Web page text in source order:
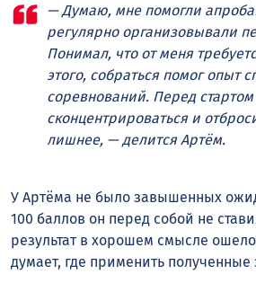
— Думаю, мне помогли
регулярно организовывали
Понимал, что от меня
этого, собраться помог опыт
соревнований. Перед
сконцентрироваться и
лишнее, — делится Артём.
У Артёма не было завышенных
100 баллов он перед собой не
результат в хорошем смысле
думает, где применить полученные